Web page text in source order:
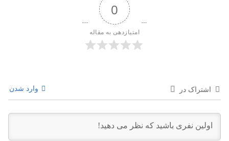
0
امتیازدهی به مقاله
اشتراک در وارد شدن